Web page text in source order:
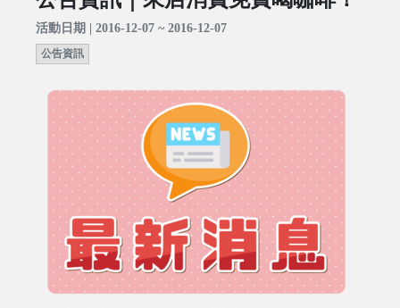
活動日期 | 2016-12-07 ~ 2016-12-07
公告資訊